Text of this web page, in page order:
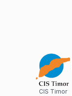
CIS Timor